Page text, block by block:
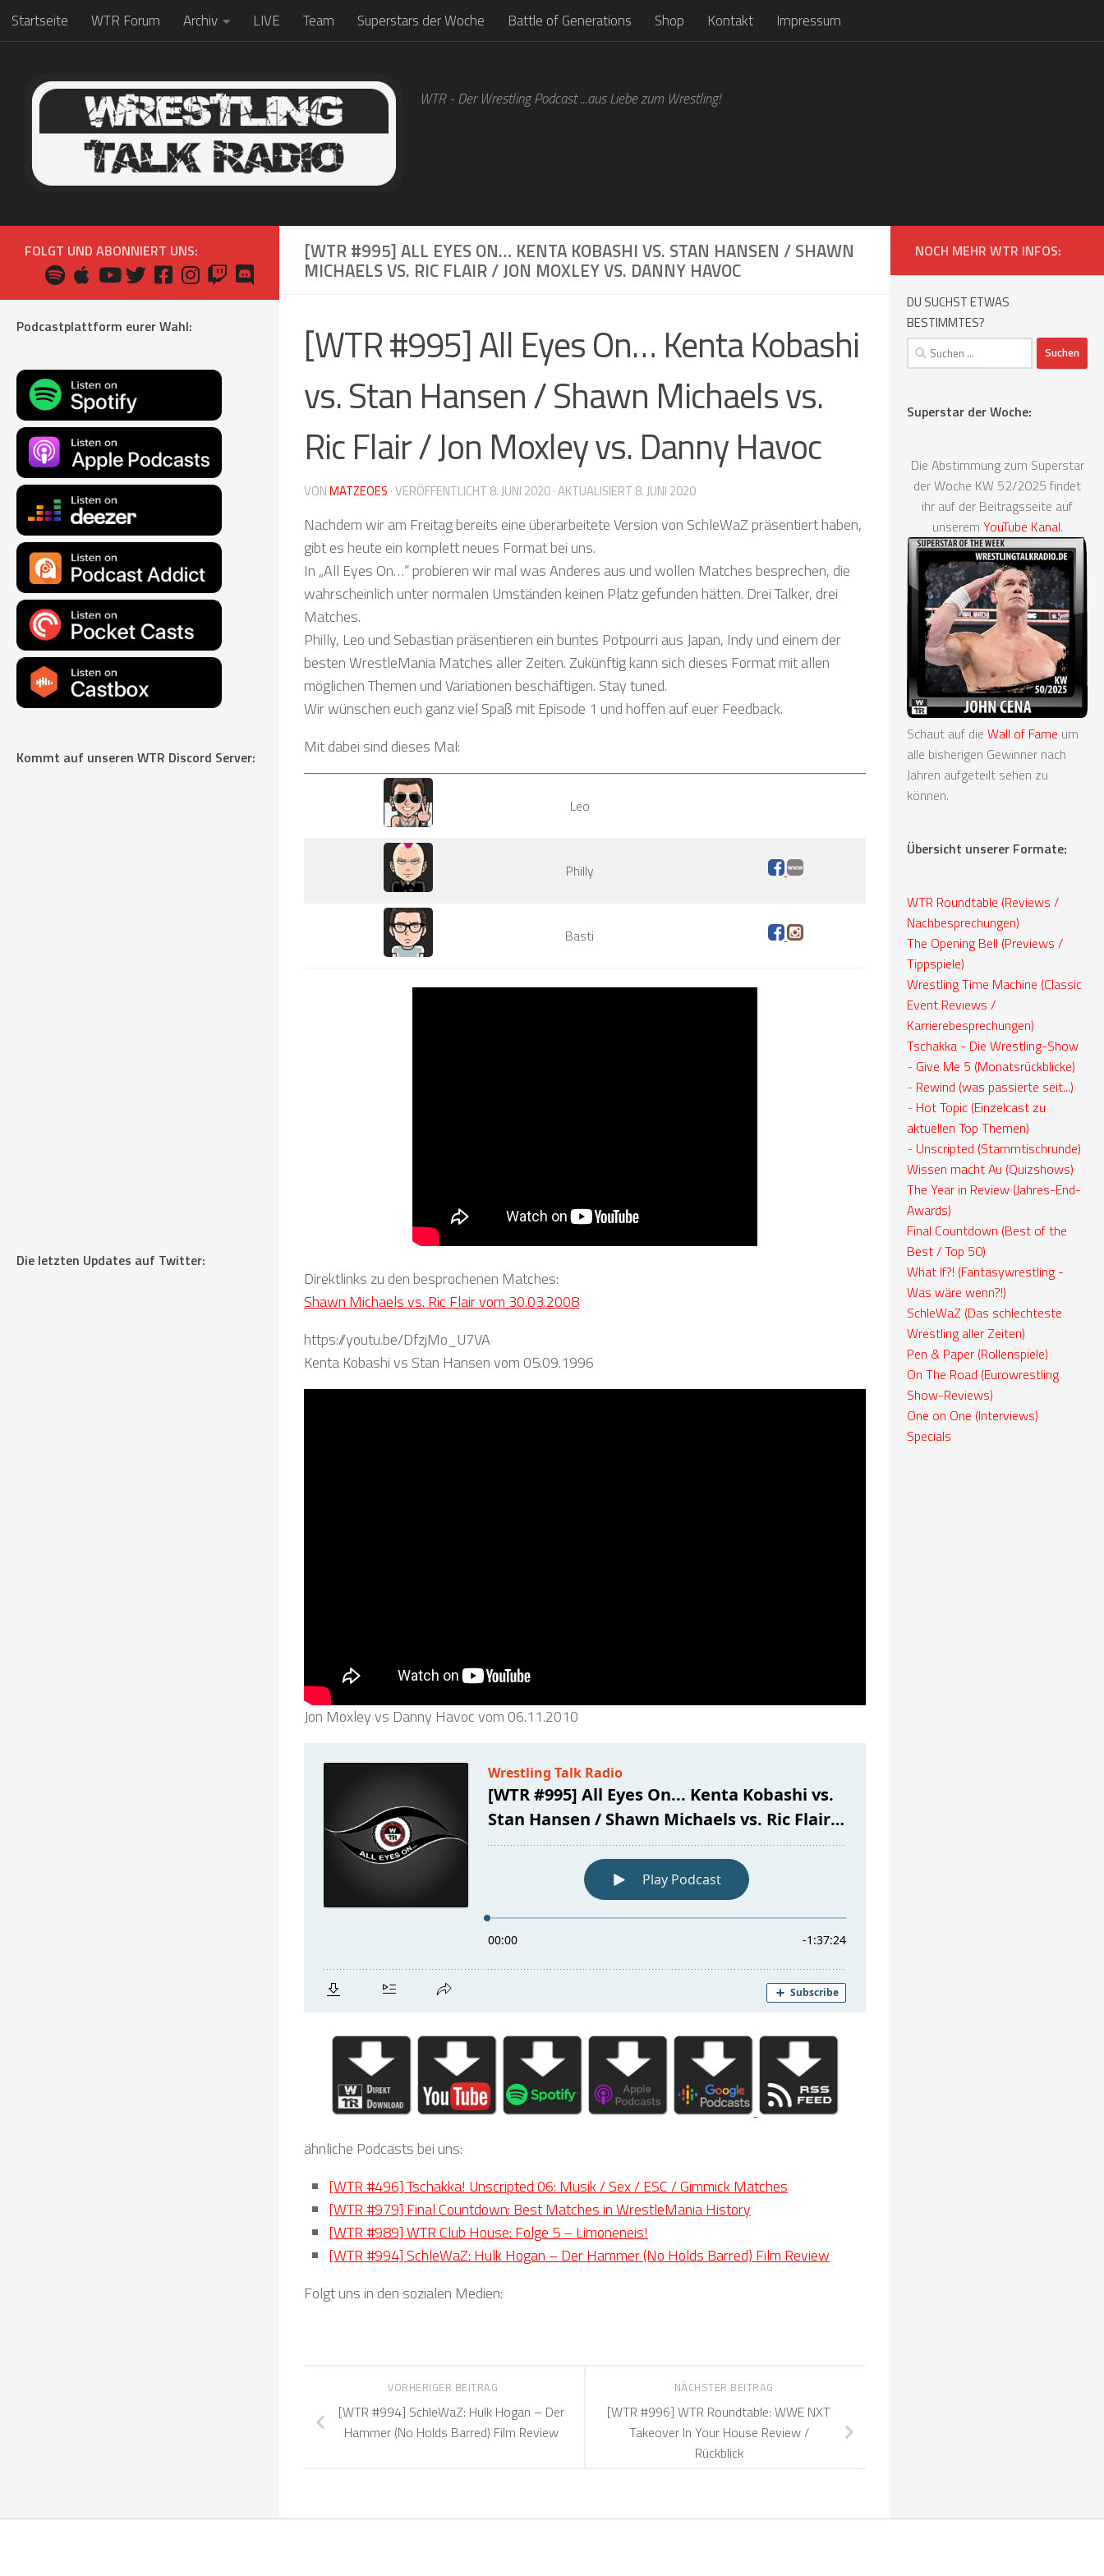
Zum Inhalt springen
Startseite WTR Forum Archiv LIVE Team Superstars der Woche Battle of Generations Shop Kontakt Impressum
WTR - Der Wrestling Podcast ...aus Liebe zum Wrestling!
[WTR #995] ALL EYES ON… KENTA KOBASHI VS. STAN HANSEN / SHAWN
MICHAELS VS. RIC FLAIR / JON MOXLEY VS. DANNY HAVOC
[WTR #995] All Eyes On… Kenta Kobashi
vs. Stan Hansen / Shawn Michaels vs.
Ric Flair / Jon Moxley vs. Danny Havoc
VONMATZEOES · VERÖFFENTLICHT 8. JUNI 2020· AKTUALISIERT 8. JUNI 2020
Nachdem wir am Freitag bereits eine überarbeitete Version von SchleWaZ präsentiert haben,
gibt es heute ein komplett neues Format bei uns.
In „All Eyes On…“ probieren wir mal was Anderes aus und wollen Matches besprechen, die
wahrscheinlich unter normalen Umständen keinen Platz gefunden hätten. Drei Talker, drei
Matches.
Philly, Leo und Sebastian präsentieren ein buntes Potpourri aus Japan, Indy und einem der
besten WrestleMania Matches aller Zeiten. Zukünftig kann sich dieses Format mit allen
möglichen Themen und Variationen beschäftigen. Stay tuned.
Wir wünschen euch ganz viel Spaß mit Episode 1 und hoffen auf euer Feedback.
Mit dabei sind dieses Mal:
Leo
Philly
Basti
Direktlinks zu den besprochenen Matches:
Shawn Michaels vs. Ric Flair vom 30.03.2008
https://youtu.be/DfzjMo_U7VA
Kenta Kobashi vs Stan Hansen vom 05.09.1996
Jon Moxley vs Danny Havoc vom 06.11.2010
ähnliche Podcasts bei uns:
[WTR #496] Tschakka! Unscripted 06: Musik / Sex / ESC / Gimmick Matches
[WTR #979] Final Countdown: Best Matches in WrestleMania History
[WTR #989] WTR Club House: Folge 5 – Limoneneis!
[WTR #994] SchleWaZ: Hulk Hogan – Der Hammer (No Holds Barred) Film Review
Folgt uns in den sozialen Medien:
NÄCHSTER BEITRAG
[WTR #996] WTR Roundtable: WWE NXT
Takeover In Your House Review /
Rückblick
VORHERIGER BEITRAG
[WTR #994] SchleWaZ: Hulk Hogan – Der
Hammer (No Holds Barred) Film Review
FOLGT UND ABONNIERT UNS:
Podcastplattform eurer Wahl:
Kommt auf unseren WTR Discord Server:
Die letzten Updates auf Twitter:
NOCH MEHR WTR INFOS:
DU SUCHST ETWAS
BESTIMMTES?
Suchen
nach:
Superstar der Woche:
Die Abstimmung zum Superstar
der Woche KW 52/2025 findet
ihr auf der Beitragsseite auf
unserem YouTube Kanal.
Schaut auf die Wall of Fame um
alle bisherigen Gewinner nach
Jahren aufgeteilt sehen zu
können.
Übersicht unserer Formate:
WTR Roundtable (Reviews /
Nachbesprechungen)
The Opening Bell (Previews /
Tippspiele)
Wrestling Time Machine (Classic
Event Reviews /
Karrierebesprechungen)
Tschakka - Die Wrestling-Show
- Give Me 5 (Monatsrückblicke)
- Rewind (was passierte seit...)
- Hot Topic (Einzelcast zu
aktuellen Top Themen)
- Unscripted (Stammtischrunde)
Wissen macht Au (Quizshows)
The Year in Review (Jahres-End-
Awards)
Final Countdown (Best of the
Best / Top 50)
What If?! (Fantasywrestling -
Was wäre wenn?!)
SchleWaZ (Das schlechteste
Wrestling aller Zeiten)
Pen & Paper (Rollenspiele)
On The Road (Eurowrestling
Show-Reviews)
One on One (Interviews)
Specials